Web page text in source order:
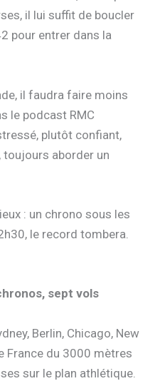
il lui suffit de boucler
pour entrer dans la
il faudra faire moins
le podcast RMC
plutôt confiant,
aborder un
: un chrono sous les
le record tombera.
sept vols
Berlin, Chicago, New
France du 3000 mètres
sur le plan athlétique.